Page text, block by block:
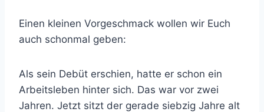
Einen kleinen Vorgeschmack wollen wir Euch
auch schonmal geben:
Als sein Debüt erschien, hatte er schon ein
Arbeitsleben hinter sich. Das war vor zwei
Jahren. Jetzt sitzt der gerade siebzig Jahre alt